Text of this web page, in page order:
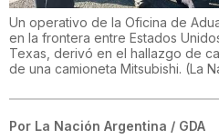
Un operativo de la Oficina de
en la frontera entre Estados
Texas, derivó en el hallazgo de
de una camioneta Mitsubishi. (La
Por La Nación Argentina / GDA